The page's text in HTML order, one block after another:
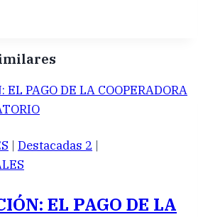
| Destacadas 2 |
EL PAGO DE LA